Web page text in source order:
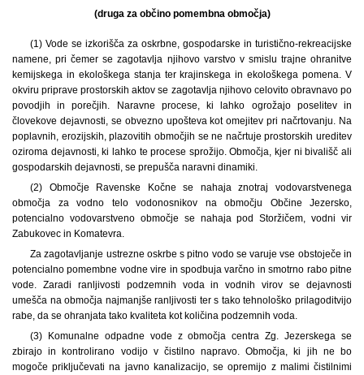
(druga za občino pomembna območja)
(1) Vode se izkorišča za oskrbne, gospodarske in turistično-rekreacijske
namene, pri čemer se zagotavlja njihovo varstvo v smislu trajne ohranitve
kemijskega in ekološkega stanja ter krajinskega in ekološkega pomena. V
okviru priprave prostorskih aktov se zagotavlja njihovo celovito obravnavo po
povodjih in porečjih. Naravne procese, ki lahko ogrožajo poselitev in
človekove dejavnosti, se obvezno upošteva kot omejitev pri načrtovanju. Na
poplavnih, erozijskih, plazovitih območjih se ne načrtuje prostorskih ureditev
oziroma dejavnosti, ki lahko te procese sprožijo. Območja, kjer ni bivališč ali
gospodarskih dejavnosti, se prepušča naravni dinamiki.
(2) Območje Ravenske Kočne se nahaja znotraj vodovarstvenega
območja za vodno telo vodonosnikov na območju Občine Jezersko,
potencialno vodovarstveno območje se nahaja pod Storžičem, vodni vir
Zabukovec in Komatevra.
Za zagotavljanje ustrezne oskrbe s pitno vodo se varuje vse obstoječe in
potencialno pomembne vodne vire in spodbuja varčno in smotrno rabo pitne
vode. Zaradi ranljivosti podzemnih voda in vodnih virov se dejavnosti
umešča na območja najmanjše ranljivosti ter s tako tehnološko prilagoditvijo
rabe, da se ohranjata tako kvaliteta kot količina podzemnih voda.
(3) Komunalne odpadne vode z območja centra Zg. Jezerskega se
zbirajo in kontrolirano vodijo v čistilno napravo. Območja, ki jih ne bo
mogoče priključevati na javno kanalizacijo, se opremijo z malimi čistilnimi